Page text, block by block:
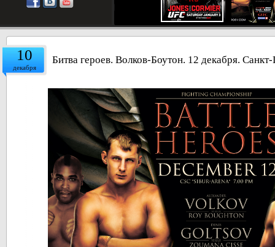
10
декабря
Битва героев. Волков-Боутон. 12 декабря.